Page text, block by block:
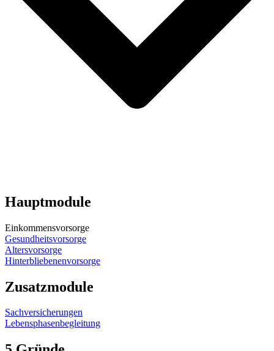
Hauptmodule
Einkommensvorsorge
Gesundheitsvorsorge
Altersvorsorge
Hinterbliebenenvorsorge
Zusatzmodule
Sachversicherungen
Lebensphasenbegleitung